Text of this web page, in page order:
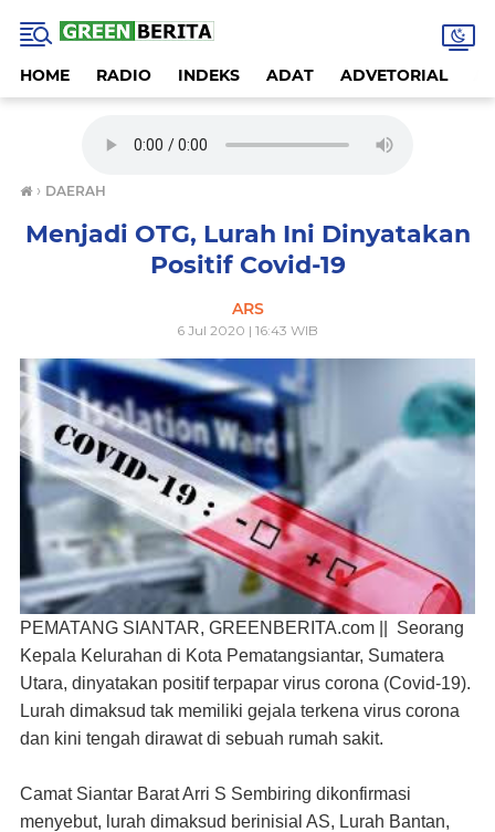
HOME RADIO INDEKS ADAT ADVETORIAL
› DAERAH
Menjadi OTG, Lurah Ini Dinyatakan
Positif Covid-19
ARS
6 Jul 2020 | 16:43 WIB
PEMATANG SIANTAR, GREENBERITA.com || Seorang
Kepala Kelurahan di Kota Pematangsiantar, Sumatera
Utara, dinyatakan positif terpapar virus corona (Covid-19).
Lurah dimaksud tak memiliki gejala terkena virus corona
dan kini tengah dirawat di sebuah rumah sakit.
Camat Siantar Barat Arri S Sembiring dikonfirmasi
menyebut, lurah dimaksud berinisial AS, Lurah Bantan,